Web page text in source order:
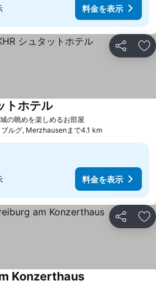
料金を表示
シェア お
の眺めを楽しめるお部屋
トホテル
ブルグ, Merzhausenまで4.1 km
料金を表示
シェア お
Konzerthaus